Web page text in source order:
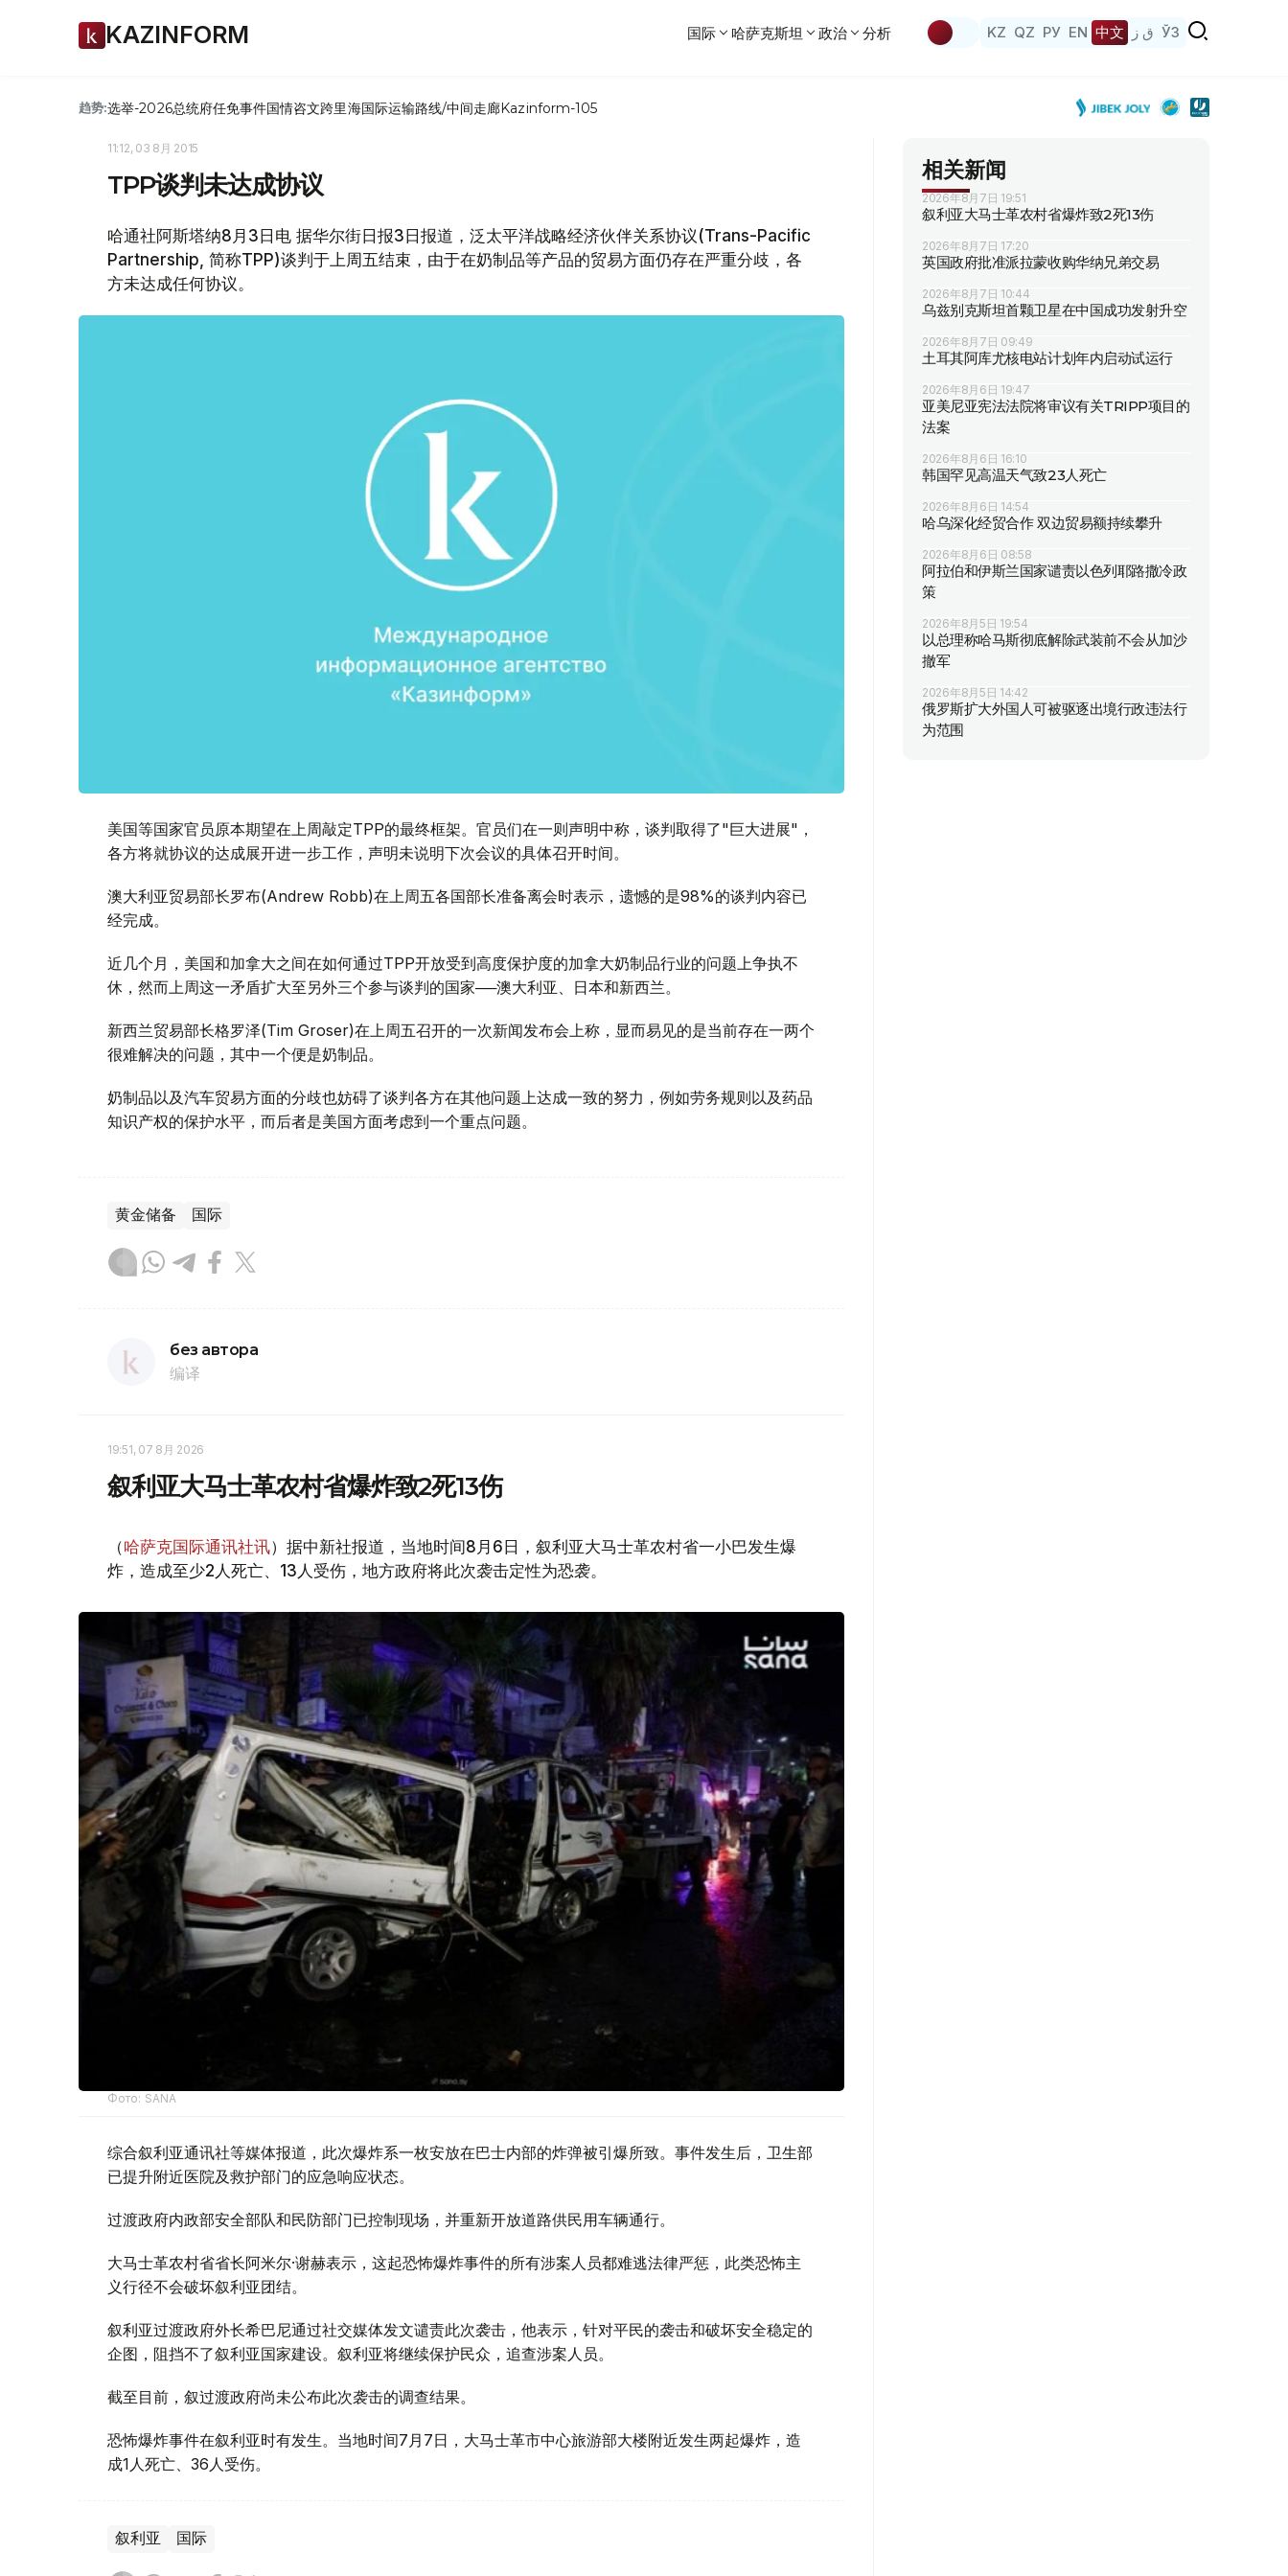
KAZINFORM 国际 哈萨克斯坦 政治 分析 KZ QZ РУ EN 中文 ق ز ЎЗ
趋势:选举-2026总统府任免事件国情咨文跨里海国际运输路线/中间走廊Kazinform-105
11:12, 03 8月 2015
TPP谈判未达成协议
哈通社阿斯塔纳8月3日电 据华尔街日报3日报道，泛太平洋战略经济伙伴关系协议(Trans-Pacific
Partnership, 简称TPP)谈判于上周五结束，由于在奶制品等产品的贸易方面仍存在严重分歧，各
方未达成任何协议。
美国等国家官员原本期望在上周敲定TPP的最终框架。官员们在一则声明中称，谈判取得了"巨大进展"，
各方将就协议的达成展开进一步工作，声明未说明下次会议的具体召开时间。
澳大利亚贸易部长罗布(Andrew Robb)在上周五各国部长准备离会时表示，遗憾的是98%的谈判内容已
经完成。
近几个月，美国和加拿大之间在如何通过TPP开放受到高度保护度的加拿大奶制品行业的问题上争执不
休，然而上周这一矛盾扩大至另外三个参与谈判的国家──澳大利亚、日本和新西兰。
新西兰贸易部长格罗泽(Tim Groser)在上周五召开的一次新闻发布会上称，显而易见的是当前存在一两个
很难解决的问题，其中一个便是奶制品。
奶制品以及汽车贸易方面的分歧也妨碍了谈判各方在其他问题上达成一致的努力，例如劳务规则以及药品
知识产权的保护水平，而后者是美国方面考虑到一个重点问题。
黄金储备 国际
без автора
编译
19:51, 07 8月 2026
叙利亚大马士革农村省爆炸致2死13伤
（哈萨克国际通讯社讯）据中新社报道，当地时间8月6日，叙利亚大马士革农村省一小巴发生爆
炸，造成至少2人死亡、13人受伤，地方政府将此次袭击定性为恐袭。
Фото: SANA
综合叙利亚通讯社等媒体报道，此次爆炸系一枚安放在巴士内部的炸弹被引爆所致。事件发生后，卫生部
已提升附近医院及救护部门的应急响应状态。
过渡政府内政部安全部队和民防部门已控制现场，并重新开放道路供民用车辆通行。
大马士革农村省省长阿米尔·谢赫表示，这起恐怖爆炸事件的所有涉案人员都难逃法律严惩，此类恐怖主
义行径不会破坏叙利亚团结。
叙利亚过渡政府外长希巴尼通过社交媒体发文谴责此次袭击，他表示，针对平民的袭击和破坏安全稳定的
企图，阻挡不了叙利亚国家建设。叙利亚将继续保护民众，追查涉案人员。
截至目前，叙过渡政府尚未公布此次袭击的调查结果。
恐怖爆炸事件在叙利亚时有发生。当地时间7月7日，大马士革市中心旅游部大楼附近发生两起爆炸，造
成1人死亡、36人受伤。
叙利亚 国际
相关新闻
2026年8月7日 19:51
叙利亚大马士革农村省爆炸致2死13伤
2026年8月7日 17:20
英国政府批准派拉蒙收购华纳兄弟交易
2026年8月7日 10:44
乌兹别克斯坦首颗卫星在中国成功发射升空
2026年8月7日 09:49
土耳其阿库尤核电站计划年内启动试运行
2026年8月6日 19:47
亚美尼亚宪法法院将审议有关TRIPP项目的
法案
2026年8月6日 16:10
韩国罕见高温天气致23人死亡
2026年8月6日 14:54
哈乌深化经贸合作 双边贸易额持续攀升
2026年8月6日 08:58
阿拉伯和伊斯兰国家谴责以色列耶路撒冷政
策
2026年8月5日 19:54
以总理称哈马斯彻底解除武装前不会从加沙
撤军
2026年8月5日 14:42
俄罗斯扩大外国人可被驱逐出境行政违法行
为范围